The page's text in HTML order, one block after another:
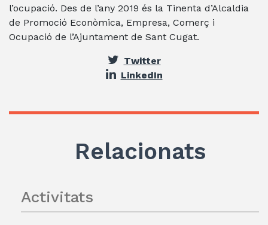
l’ocupació. Des de l’any 2019 és la Tinenta d’Alcaldia
de Promoció Econòmica, Empresa, Comerç i
Ocupació de l’Ajuntament de Sant Cugat.
Twitter
LinkedIn
Relacionats
Activitats